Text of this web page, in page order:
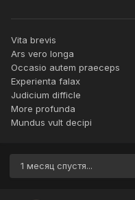
Vita brevis
Ars vero longa
Occasio autem praeceps
Experienta falax
Judicium difficle
More profunda
Mundus vult decipi
1 месяц спустя...